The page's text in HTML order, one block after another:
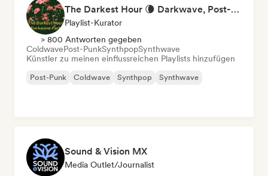
The Darkest Hour 🌘 Darkwave, Post-Punk & Coldwave
Playlist-Kurator
> 800 Antworten gegeben
ColdwavePost-PunkSynthpopSynthwave
Künstler zu meinen einflussreichen Playlists hinzufügen
Post-Punk Coldwave Synthpop Synthwave
Sound & Vision MX
Media Outlet/Journalist